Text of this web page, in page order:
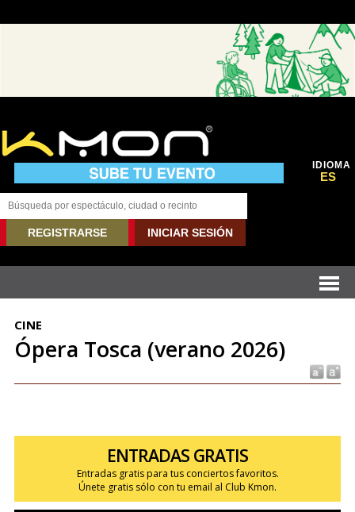
IDIOMA
ES
REGISTRARSE INICIAR SESIÓN
CINE
Ópera Tosca (verano 2026)
ENTRADAS GRATIS
Entradas gratis para tus conciertos favoritos.
Únete gratis sólo con tu email al Club Kmon.